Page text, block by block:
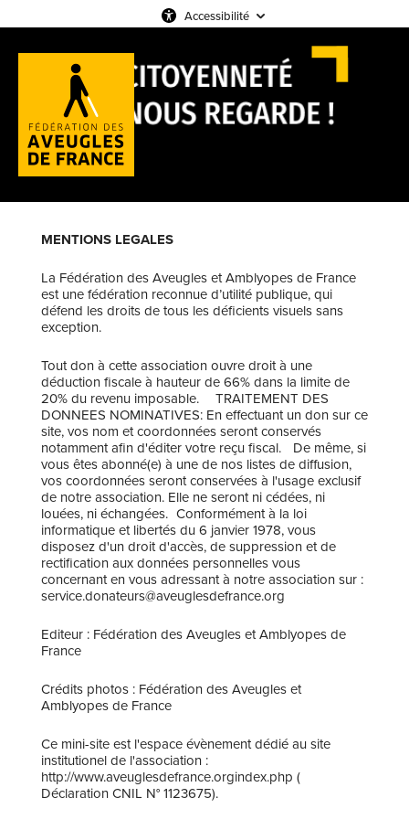
Accessibilité
MENTIONS LEGALES
La Fédération des Aveugles et Amblyopes de France
est une fédération reconnue d’utilité publique, qui
défend les droits de tous les déficients visuels sans
exception.
Tout don à cette association ouvre droit à une
déduction fiscale à hauteur de 66% dans la limite de
20% du revenu imposable. TRAITEMENT DES
DONNEES NOMINATIVES: En effectuant un don sur ce
site, vos nom et coordonnées seront conservés
notamment afin d'éditer votre reçu fiscal. De même, si
vous êtes abonné(e) à une de nos listes de diffusion,
vos coordonnées seront conservées à l'usage exclusif
de notre association. Elle ne seront ni cédées, ni
louées, ni échangées. Conformément à la loi
informatique et libertés du 6 janvier 1978, vous
disposez d'un droit d'accès, de suppression et de
rectification aux données personnelles vous
concernant en vous adressant à notre association sur :
service.donateurs@aveuglesdefrance.org
Editeur : Fédération des Aveugles et Amblyopes de
France
Crédits photos : Fédération des Aveugles et
Amblyopes de France
Ce mini-site est l'espace évènement dédié au site
institutionel de l'association :
http://www.aveuglesdefrance.orgindex.php (
Déclaration CNIL N° 1123675).